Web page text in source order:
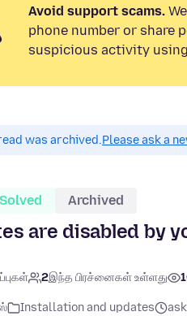
Avoid support scams.
phone number or share
suspicious activity
was archived.Please ask a
Solved Archived
are disabled by
2இந்த பிரச்னைகள் உள்ளது
Installation and updates